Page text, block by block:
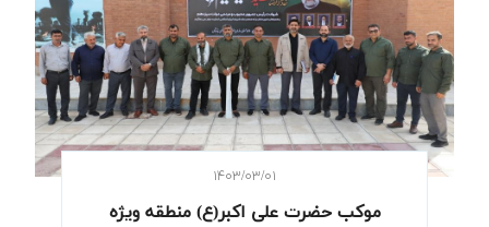
۱۴۰۳/۰۳/۰۱
موکب حضرت علی اکبر(ع) منطقه ویژه